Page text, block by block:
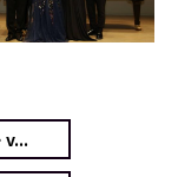
v...